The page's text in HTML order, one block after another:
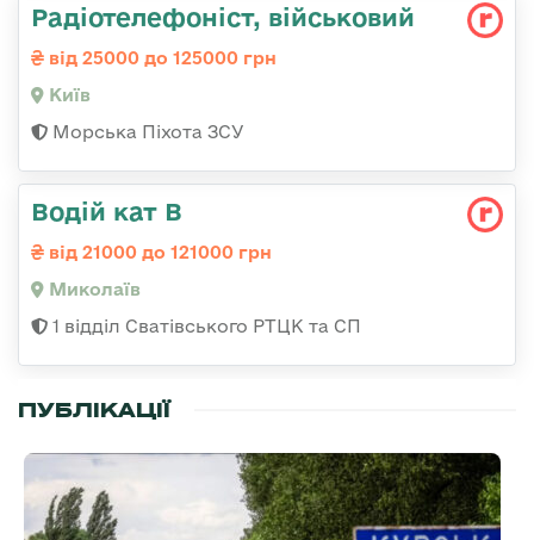
Радіотелефоніст, військовий
від 25000 до 125000 грн
Київ
Морська Піхота ЗСУ
Водій кат В
від 21000 до 121000 грн
Миколаїв
1 відділ Сватівського РТЦК та СП
ПУБЛІКАЦІЇ